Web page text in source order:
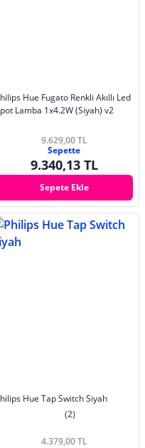
Hue Fugato Renkli Akıllı Led
Lamba 1x4.2W (Siyah) v2
9.629,00 TL
Sepette
9.340,13 TL
Sepete Ekle
Hue Tap Switch Siyah
(2)
4.379,00 TL